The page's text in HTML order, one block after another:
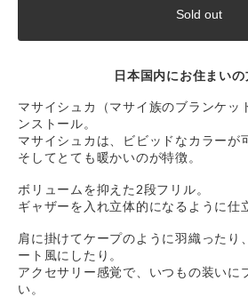
Sold out
日本国内にお住まいの
マサイシュカ（マサイ族のブランケッ
ンストール。
マサイシュカは、ビビッドなカラーが
そしてとても暖かいのが特徴。
ボリュームを抑えた2段フリル。
ギャザーを入れ立体的になるように仕
肩に掛けてケープのように羽織ったり
ート風にしたり。
アクセサリー感覚で、いつもの装いに
い。